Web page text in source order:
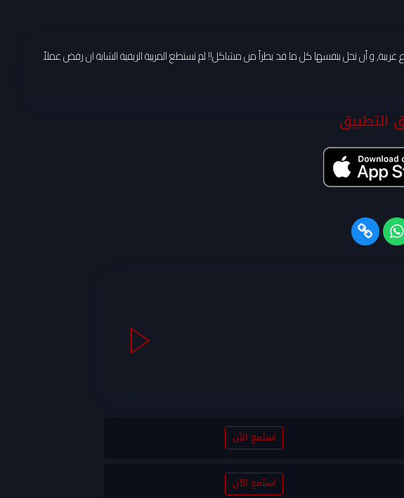
و أن تحل بنفسها كل ما قد يطرأ من مشاكل!! لم تستطع المربية الريفية الشابة ان رفض عملاً
التطبيق
استمع الآن
استمع الآن